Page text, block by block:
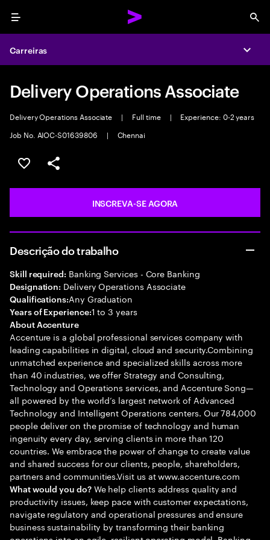
Menu
Carreiras
Delivery Operations Associate
Delivery Operations Associate | Full time |
Experience: 0-2 years
Job No. AIOC-S01639806
| Chennai
SALVAR VAGA
COMPARTILHE
INSCREVA-SE AGORA
Descrição do trabalho
Skill required: Banking Services - Core Banking
Designation: Delivery Operations Associate
Qualifications:Any Graduation
Years of Experience:1 to 3 years
About Accenture
Accenture is a global professional services company with
leading capabilities in digital, cloud and security.Combining
unmatched experience and specialized skills across more
than 40 industries, we offer Strategy and Consulting,
Technology and Operations services, and Accenture Song—
all powered by the world’s largest network of Advanced
Technology and Intelligent Operations centers. Our 784,000
people deliver on the promise of technology and human
ingenuity every day, serving clients in more than 120
countries. We embrace the power of change to create value
and shared success for our clients, people, shareholders,
partners and communities.Visit us at www.accenture.com
What would you do?We help clients address quality and
productivity issues, keep pace with customer expectations,
navigate regulatory and operational pressures and ensure
business sustainability by transforming their banking